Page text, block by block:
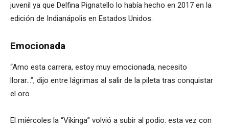
juvenil ya que Delfina Pignatello lo había hecho en 2017 en la
edición de Indianápolis en Estados Unidos.
Emocionada
“Amo esta carrera, estoy muy emocionada, necesito
llorar…”, dijo entre lágrimas al salir de la pileta tras conquistar
el oro.
El miércoles la “Vikinga” volvió a subir al podio: esta vez con